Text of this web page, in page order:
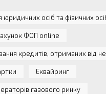
осіб та фізичних
ФОП online
кредитів, отриманих від
Еквайринг
газового ринку